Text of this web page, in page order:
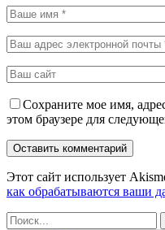
Сохраните мое имя,
этом браузере для
Этот сайт использует
как обрабатываются ваши